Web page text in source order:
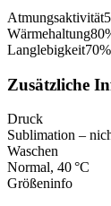
Atmungsaktivität
Wärmehaltung80
Langlebigkeit70%
Zusätzliche
Druck
Sublimation –
Waschen
Normal, 40 °C
Größeninfo